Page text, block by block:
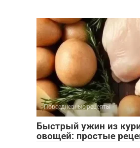
Повседневные рецепты
Быстрый ужин из
овощей: простые